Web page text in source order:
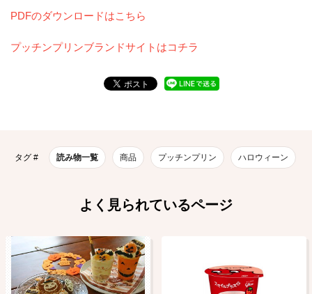
PDFのダウンロードはこちら
プッチンプリンブランドサイトはコチラ
タグ # 読み物一覧 商品 プッチンプリン ハロウィーン
よく見られているページ